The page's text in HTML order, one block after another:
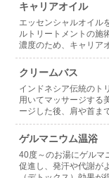
キャリアオイル
エッセンシャルオイル
ルトリートメントの施
濃度のため、キャリア
クリームバス
インドネシア伝統のト
用いてマッサージする
ージした後、肩や首ま
ゲルマニウム温浴
40度～のお湯にゲルマ
促進し、発汗や代謝が